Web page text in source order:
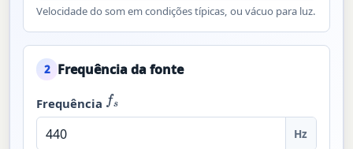
Velocidade do som em condições típicas, ou vácuo para luz.
2 Frequência da fonte
Frequência fs
Hz